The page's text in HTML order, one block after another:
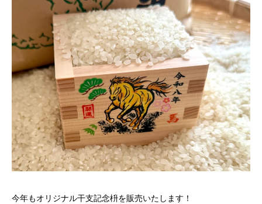
今年もオリジナル干支記念枡を販売いたします！